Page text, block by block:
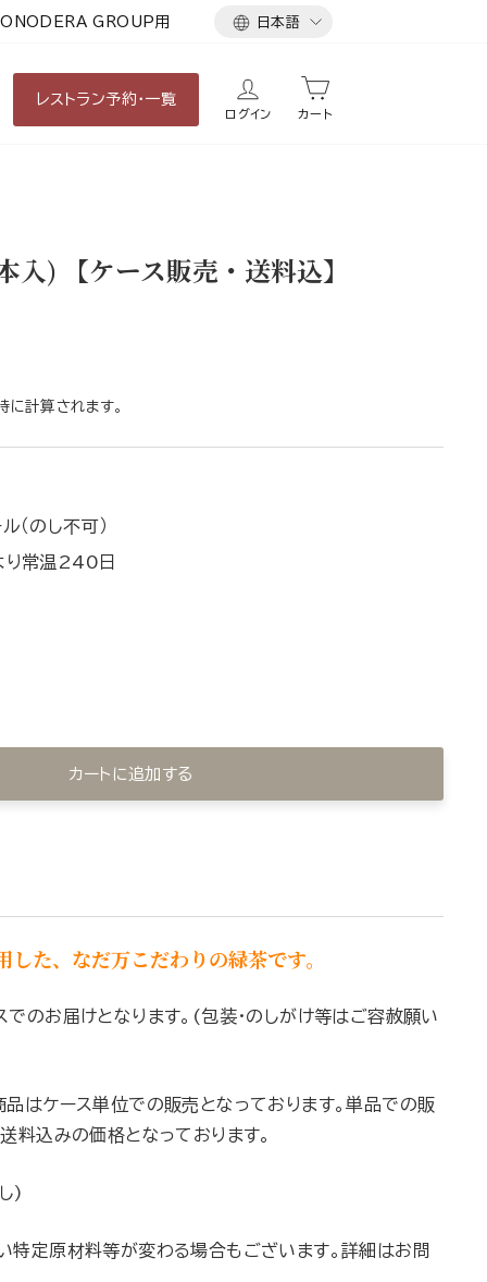
ONODERA GROUP用
言
日本語
レストラン予約・一覧
ログイン カート
入) 【ケース販売・送料込】
に計算されます。
（のし不可）
り常温240日
カートに追加する
た、なだ万こだわりの緑茶です。
のお届けとなります。(包装・のしがけ等はご容赦願い
はケース単位での販売となっております。単品での販
料込みの価格となっております。
)
定原材料等が変わる場合もございます。詳細はお問